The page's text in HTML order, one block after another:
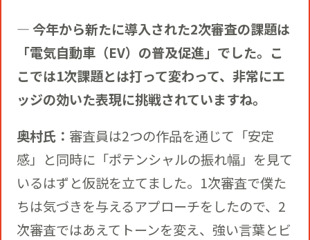
― 今年から新たに導入された2次審査の課題は
「電気自動車（EV）の普及促進」でした。こ
こでは1次課題とは打って変わって、非常にエ
ッジの効いた表現に挑戦されていますね。
奥村氏： 審査員は2つの作品を通じて「安定
感」と同時に「ポテンシャルの振れ幅」を見て
いるはずと仮説を立てました。1次審査で僕た
ちは気づきを与えるアプローチをしたので、2
次審査ではあえてトーンを変え、強い言葉とビ